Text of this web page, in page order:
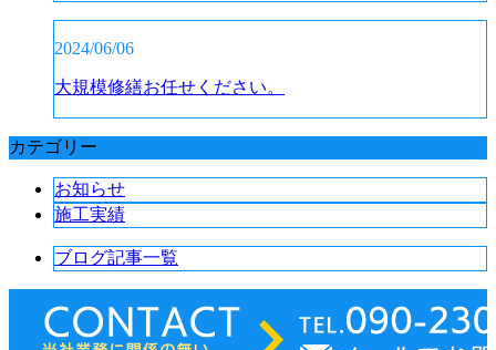
2024/06/06
大規模修繕お任せください。
カテゴリー
お知らせ
施工実績
ブログ記事一覧